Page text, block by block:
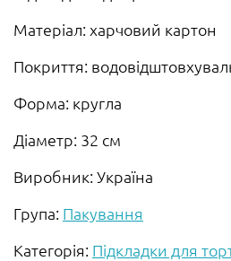
Матеріал: харчовий картон
Покриття:
Форма: кругла
Діаметр: 32 см
Виробник: Україна
Група: Пакування
Категорія: Підкладки для